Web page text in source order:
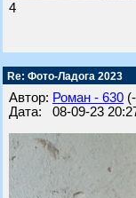
4
Re: Фото-Ладога 2023
Автор: Роман - 630
Дата: 08-09-23